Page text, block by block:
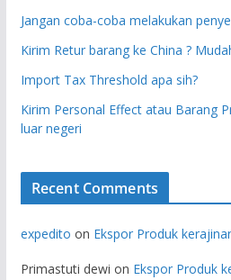
Jangan coba-coba melakukan
Kirim Retur barang ke China ?
Import Tax Threshold apa sih?
Kirim Personal Effect atau Barang
luar negeri
Recent Comments
expedito on Ekspor Produk
Primastuti dewi on Ekspor Produk